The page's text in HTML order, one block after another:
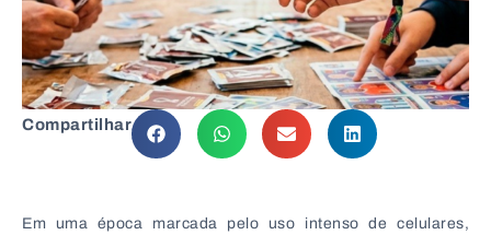
Compartilhar
Em uma época marcada pelo uso intenso de celulares,